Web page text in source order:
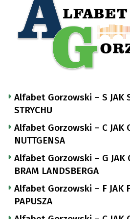
Alfabet Gorzowski – S JAK
STRYCHU
Alfabet Gorzowski – C JAK
NUTTGENSA
Alfabet Gorzowski – G JAK
BRAM LANDSBERGA
Alfabet Gorzowski – F JAK
PAPUSZA